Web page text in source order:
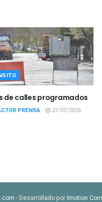
de calles programados
PRENSA 27/07/2026
- Desarrollado porImotion